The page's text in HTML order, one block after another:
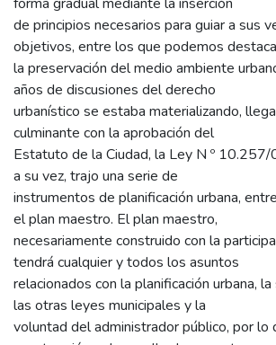
de principios necesarios para guiar a sus
objetivos, entre los que podemos
la preservación del medio ambiente
años de discusiones del derecho
urbanístico se estaba materializando,
culminante con la aprobación del
Estatuto de la Ciudad, la Ley N º 10.257/
a su vez, trajo una serie de
instrumentos de planificación urbana,
el plan maestro. El plan maestro,
necesariamente construido con la
tendrá cualquier y todos los asuntos
relacionados con la planificación urbana,
las otras leyes municipales y la
voluntad del administrador público, por lo